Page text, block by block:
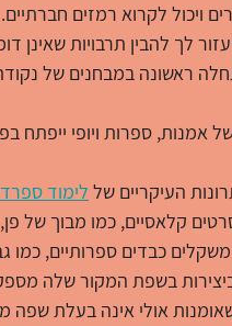
ויכול לקרוא רמזים
ראשונה במבחנים של
העיקריים של לימוד
קלאסיים, כמו מבוך של
כבדים ספרותיים, כמו
בשפת המקור שלה
אולי אינה בעלת שפה